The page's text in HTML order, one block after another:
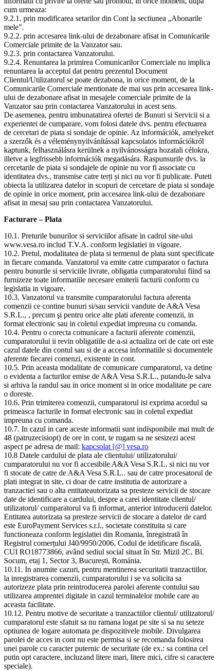
cum urmeaza:
9.2.1. prin modificarea setarilor din Cont la sectiunea „Abonarile
mele”.
9.2.2. prin accesarea link-ului de dezabonare afisat in Comunicarile
Comerciale primite de la Vanzator sau.
9.2.3. prin contactarea Vanzatorului.
9.2.4. Renuntarea la primirea Comunicarilor Comerciale nu implica
renuntarea la acceptul dat pentru prezentul Document
Clientul/Utilizatorul se poate dezabona, in orice moment, de la
Comunicarile Comerciale mentionate de mai sus prin accesarea link-
ului de dezabonare afisat in mesajele comerciale primite de la
Vanzator sau prin contactarea Vanzatorului in acest sens.
De asemenea, pentru imbunatatirea ofertei de Bunuri si Servicii si a
experientei de cumparare, vom folosi datele dvs. pentru efectuarea
de cercetari de piata si sondaje de opinie. Az információk, amelyeket
a szerzők és a véleménynyilvánítással kapcsolatos információkról
kaptunk, felhasználásra kerülnek a nyilvánosságra hozatali célokra,
illetve a legfrissebb információk megadására. Raspunsurile dvs. la
cercetarile de piata si sondajele de opinie nu vor fi associate cu
identitatea dvs., transmise catre terți și nici nu vor fi publicate. Puteti
obiecta la utilizarea datelor in scopuri de cercetare de piata si sondaje
de opinie in orice moment, prin accesarea link-ului de dezabonare
afisat in mesaj sau prin contactarea Vanzatorului.
Facturare – Plata
10.1. Preturile bunurilor si serviciilor afisate in cadrul site-ului
www.vesa.ro includ T.V.A. conform legislatiei in vigoare.
10.2. Pretul, modalitatea de plata si termenul de plata sunt specificate
in fiecare comanda. Vanzatorul va emite catre cumparator o factura
pentru bunurile si serviciile livrate, obligatia cumparatorului fiind sa
furnizeze toate informatiile necesare emiterii facturii conform cu
legislatia in vigoare.
10.3. Vanzatorul va transmite cumparatorului factura aferenta
comenzii ce contine bunuri si/sau servicii vandute de A&A Vesa
S.R.L., , precum şi pentru orice alte plati aferente comenzii, in
format electronic sau in coletul expediat impreuna cu comanda.
10.4. Pentru o corecta comunicare a facturii aferente comenzii,
cumparatorului ii revin obligatiile de a-si actualiza ori de cate ori este
cazul datele din contul sau si de a accesa informatiile si documentele
aferente fiecarei comenzi, existente in cont.
10.5. Prin aceasta modalitate de comunicare cumparatorul, va detine
o evidenta a facturilor emise de A&A Vesa S.R.L., putandu-le salva
si arhiva la randul sau in orice moment si in orice modalitate pe care
o doreste.
10.6. Prin trimiterea comenzii, cumparatorul isi exprima acordul sa
primeasca facturile in format electronic sau in coletul expediat
impreuna cu comanda.
10.7. In cazul in care aceste informatii sunt indisponibile mai mult de
48 (patruzecisiopt) de ore in cont, te rugam sa ne sesizezi acest
aspect pe adresa de mail: kapcsolat [@] vesa.ro
10.8 Datele cardului de plata ale clientului/ utilizatorului/
cumparatorului nu vor fi accesibile A&A Vesa S.R.L. si nici nu vor
fi stocate de catre de A&A Vesa S.R.L.. sau de catre procesatorul de
plati integrat in site, ci doar de catre institutia de autorizare a
tranzactiei sau o alta entitateautorizata sa presteze servicii de stocare
date de identificare a cardului, despre a carei identitate clientul/
utilizatorul/ cumparatorul va fi informat, anterior introducerii datelor.
Entitatea autorizata sa presteze servicii de stocare a datelor de card
este EuroPayment Services s.r.l., societate constituita si care
functioneaza conform legislatiei din Romania, înregistrată în
Registrul comerțului J40/9950/2006, Codul de idetificare fiscală,
CUI RO18773866, având sediul social situat în Str. Mizil 2C, Bl.
Socum, etaj 1, Sector 3, București, Románia.
10.11. In anumite cazuri, pentru mentinerea securitatii tranzactiilor,
la inregistrarea comenzii, cumparatorului i se va solicita sa
autorizeze plata prin reintroducerea parolei aferente contului sau
utilizarea amprentei digitale in cazul terminalelor mobile care au
aceasta facilitate.
10.12. Pentru motive de securitate a tranzactiilor clientul/ utilizatorul/
cumparatorul este sfatuit sa nu ramana logat pe site si sa nu seteze
optiunea de logare automata pe dispozitivele mobile. Divulgarea
parolei de acces in cont nu este permisa si se recomanda folosirea
unei parole cu caracter puternic de securitate (de ex.: sa contina cel
putin opt caractere, incluzand litere mari, litere mici, cifre si caractere
speciale).